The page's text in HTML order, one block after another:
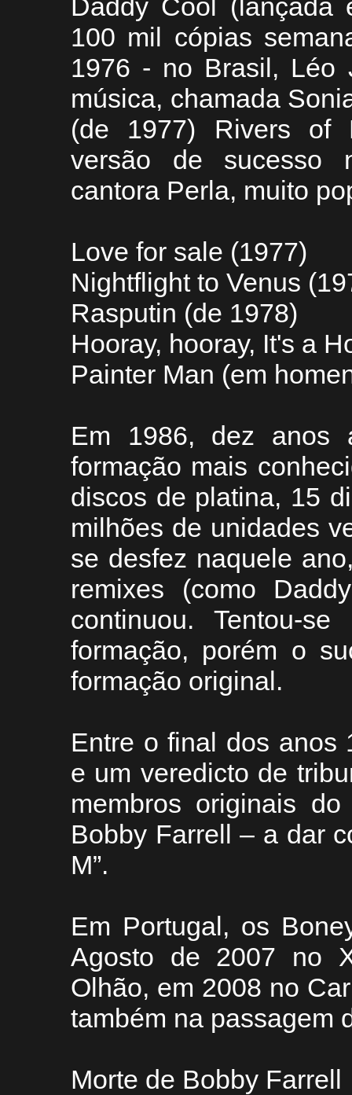
Daddy Cool
100 mil cópias
1976 - no Brasil, Léo
música, chamada
(de 1977) Rivers of
versão de sucesso
cantora Perla, muito
Love for sale (1977)
Nightflight to Venus
Rasputin (de 1978)
Hooray, hooray, It's a
Painter Man (em
Em 1986, dez anos
formação mais
discos de platina, 15
milhões de unidades
se desfez naquele
remixes (como
continuou. Tentou-
formação, porém o
formação original.
Entre o final dos anos
e um veredicto de
membros originais
Bobby Farrell – a dar
M”.
Em Portugal, os
Agosto de 2007 no
Olhão, em 2008 no
também na passagem
Morte de Bobby Farrell